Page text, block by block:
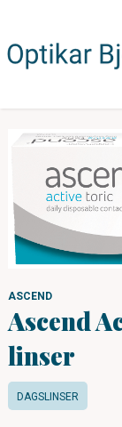
ASCEND
Ascend
linser
DAGSLINSER